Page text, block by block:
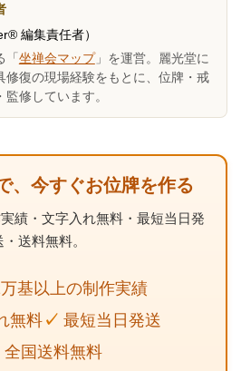
編集責任者）
坐禅会マップ」を運営。麗光堂に
修復の現場経験をもとに、位牌・戒
修しています。
、今すぐお位牌を作る
績・文字入れ無料・最短当日発
・送料無料。
基以上の制作実績
無料
最短当日発送
全国送料無料